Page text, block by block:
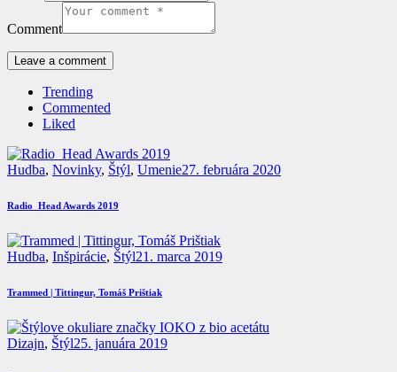
Comment
Trending
Commented
Liked
Hudba, Novinky, Štýl, Umenie27. februára 2020
Radio_Head Awards 2019
Hudba, Inšpirácie, Štýl21. marca 2019
Trammed | Tittingur, Tomáš Prištiak
Dizajn, Štýl25. januára 2019